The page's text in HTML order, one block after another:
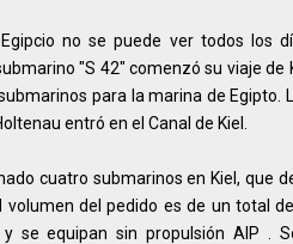
no se puede ver todos los
"S 42" comenzó su viaje de
para la marina de Egipto.
entró en el Canal de Kiel.
cuatro submarinos en Kiel, que
volumen del pedido es de un total
se equipan sin propulsión AIP .